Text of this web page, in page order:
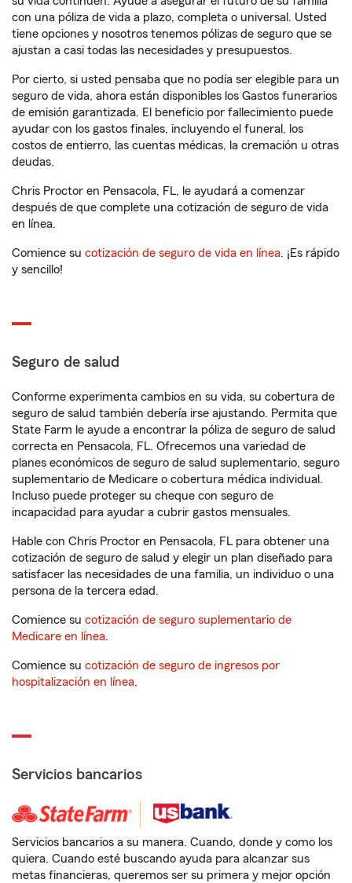
con una póliza de vida a plazo, completa o universal. Usted
tiene opciones y nosotros tenemos pólizas de seguro que se
ajustan a casi todas las necesidades y presupuestos.
Por cierto, si usted pensaba que no podía ser elegible para un
seguro de vida, ahora están disponibles los Gastos funerarios
de emisión garantizada. El beneficio por fallecimiento puede
ayudar con los gastos finales, incluyendo el funeral, los
costos de entierro, las cuentas médicas, la cremación u otras
deudas.
Chris Proctor en Pensacola, FL, le ayudará a comenzar
después de que complete una cotización de seguro de vida
en línea.
Comience su cotización de seguro de vida en línea. ¡Es rápido
y sencillo!
Seguro de salud
Conforme experimenta cambios en su vida, su cobertura de
seguro de salud también debería irse ajustando. Permita que
State Farm le ayude a encontrar la póliza de seguro de salud
correcta en Pensacola, FL. Ofrecemos una variedad de
planes económicos de seguro de salud suplementario, seguro
suplementario de Medicare o cobertura médica individual.
Incluso puede proteger su cheque con seguro de
incapacidad para ayudar a cubrir gastos mensuales.
Hable con Chris Proctor en Pensacola, FL para obtener una
cotización de seguro de salud y elegir un plan diseñado para
satisfacer las necesidades de una familia, un individuo o una
persona de la tercera edad.
Comience su cotización de seguro suplementario de
Medicare en línea.
Comience su cotización de seguro de ingresos por
hospitalización en línea.
Servicios bancarios
Servicios bancarios a su manera. Cuando, donde y como los
quiera. Cuando esté buscando ayuda para alcanzar sus
metas financieras, queremos ser su primera y mejor opción